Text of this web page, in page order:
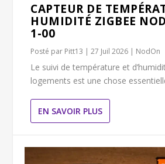
CAPTEUR DE
HUMIDITÉ ZIGBEE
1-00
Posté par Pitt13 |27 Juil 2026 | NodOn
Le suivi de température et
logements est une chose
EN SAVOIR PLUS